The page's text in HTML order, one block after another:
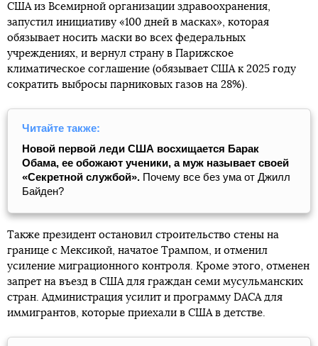
США из Всемирной организации здравоохранения,
запустил инициативу «100 дней в масках», которая
обязывает носить маски во всех федеральных
учреждениях, и вернул страну в Парижское
климатическое соглашение (обязывает США к 2025 году
сократить выбросы парниковых газов на 28%).
Читайте также:
Новой первой леди США восхищается Барак
Обама, ее обожают ученики, а муж называет своей
«Секретной службой». Почему все без ума от Джилл
Байден?
Также президент остановил строительство стены на
границе с Мексикой, начатое Трампом, и отменил
усиление миграционного контроля. Кроме этого, отменен
запрет на въезд в США для граждан семи мусульманских
стран. Администрация усилит и программу DACA для
иммигрантов, которые приехали в США в детстве.